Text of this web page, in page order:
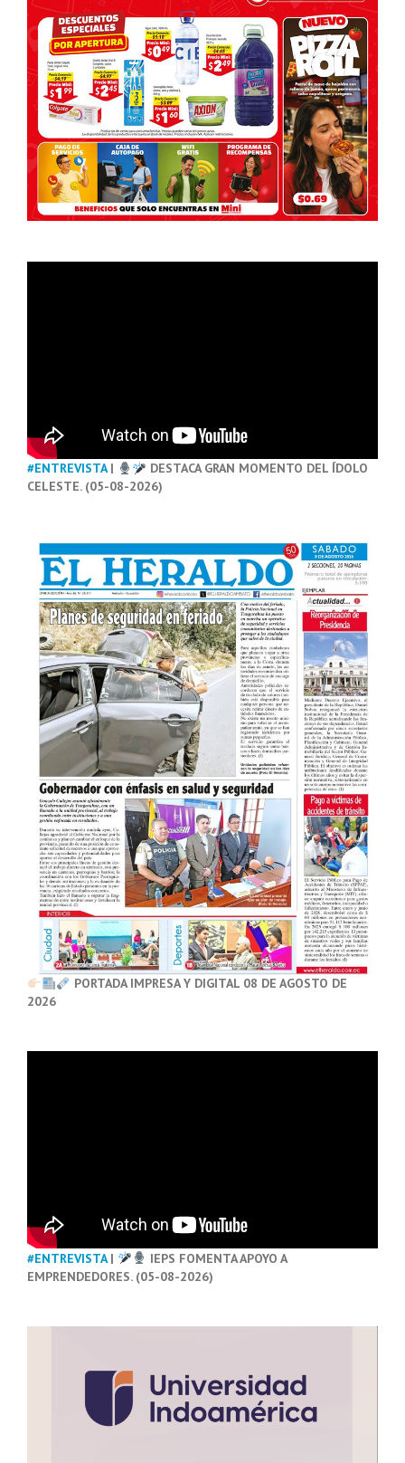
#ENTREVISTA|
DESTACA GRAN MOMENTO DEL ÍDOLO
CELESTE. (05-08-2026)
PORTADA IMPRESA Y DIGITAL 08 DE AGOSTO DE
2026
#ENTREVISTA|
IEPS FOMENTA APOYO A
EMPRENDEDORES. (05-08-2026)